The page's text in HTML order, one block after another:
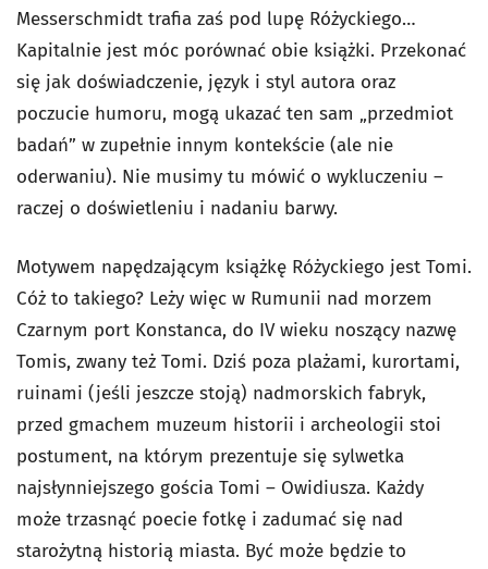
Messerschmidt trafia zaś pod lupę Różyckiego…
Kapitalnie jest móc porównać obie książki. Przekonać
się jak doświadczenie, język i styl autora oraz
poczucie humoru, mogą ukazać ten sam „przedmiot
badań” w zupełnie innym kontekście (ale nie
oderwaniu). Nie musimy tu mówić o wykluczeniu –
raczej o doświetleniu i nadaniu barwy.
Motywem napędzającym książkę Różyckiego jest Tomi.
Cóż to takiego? Leży więc w Rumunii nad morzem
Czarnym port Konstanca, do IV wieku noszący nazwę
Tomis, zwany też Tomi. Dziś poza plażami, kurortami,
ruinami (jeśli jeszcze stoją) nadmorskich fabryk,
przed gmachem muzeum historii i archeologii stoi
postument, na którym prezentuje się sylwetka
najsłynniejszego gościa Tomi – Owidiusza. Każdy
może trzasnąć poecie fotkę i zadumać się nad
starożytną historią miasta. Być może będzie to